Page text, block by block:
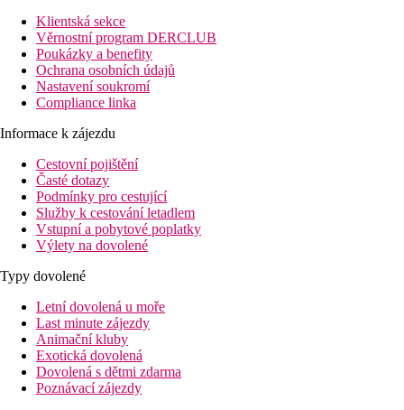
Klientská sekce
Věrnostní program DERCLUB
Poukázky a benefity
Ochrana osobních údajů
Nastavení soukromí
Compliance linka
Informace k zájezdu
Cestovní pojištění
Časté dotazy
Podmínky pro cestující
Služby k cestování letadlem
Vstupní a pobytové poplatky
Výlety na dovolené
Typy dovolené
Letní dovolená u moře
Last minute zájezdy
Animační kluby
Exotická dovolená
Dovolená s dětmi zdarma
Poznávací zájezdy